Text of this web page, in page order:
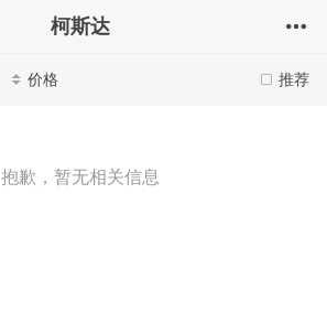
柯斯达
推荐
价格
抱歉，暂无相关信息